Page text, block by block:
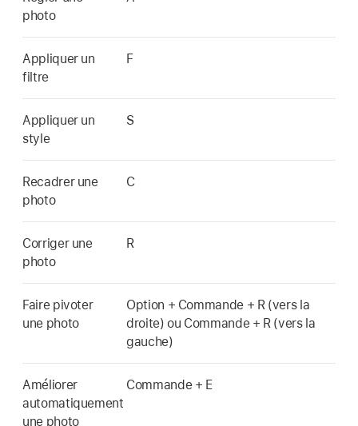
photo
Appliquer un
filtre
F
Appliquer un
style
S
Recadrer une
photo
C
Corriger une
photo
R
Faire pivoter
une photo
Option + Commande + R (vers la
droite) ou Commande + R (vers la
gauche)
Améliorer
automatiquement
une photo
Commande + E